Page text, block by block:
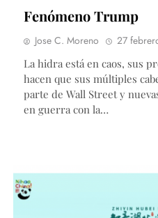
Fenómeno Trump
Jose C. Moreno 27
La hidra está en caos, sus
hacen que sus múltiples
parte de Wall Street y
en guerra con la…